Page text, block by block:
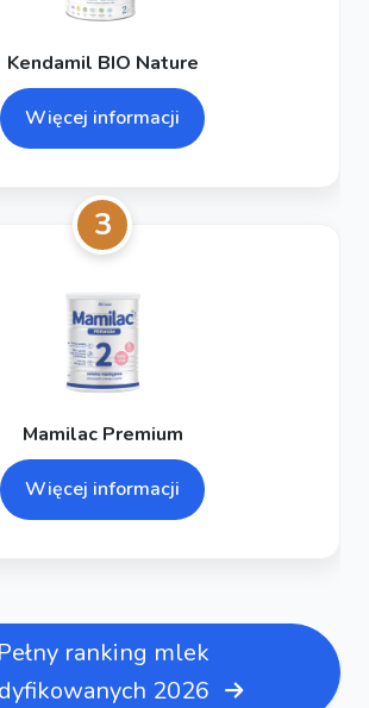
Kendamil BIO Nature
Więcej informacji
3
Mamilac Premium
Więcej informacji
Pełny ranking mlek
2026